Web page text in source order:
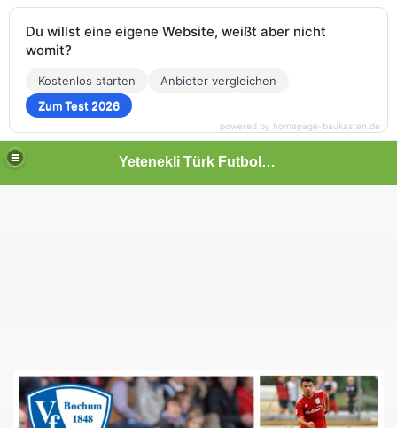
Yetenekli Türk Futbolcular
Du willst eine eigene Website, weißt aber nicht
womit?
Kostenlos starten
Anbieter vergleichen
Zum Test 2026
powered by homepage-baukasten.de